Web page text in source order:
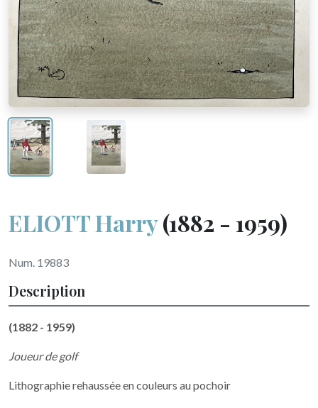
ELIOTT Harry(1882 - 1959)
Num. 19883
Description
(1882 - 1959)
Joueur de golf
Lithographie rehaussée en couleurs au pochoir